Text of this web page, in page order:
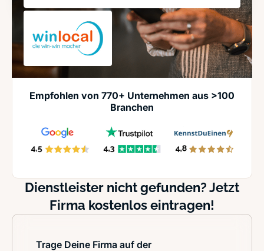
Empfohlen von 770+ Unternehmen aus >100
Branchen
Dienstleister nicht gefunden? Jetzt
Firma kostenlos eintragen!
Trage Deine Firma auf der